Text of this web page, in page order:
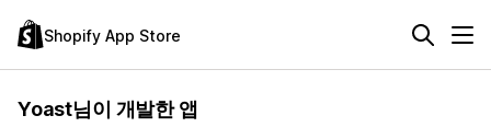
Shopify App Store
Yoast님이 개발한 앱